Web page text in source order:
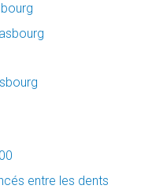
entre les dents